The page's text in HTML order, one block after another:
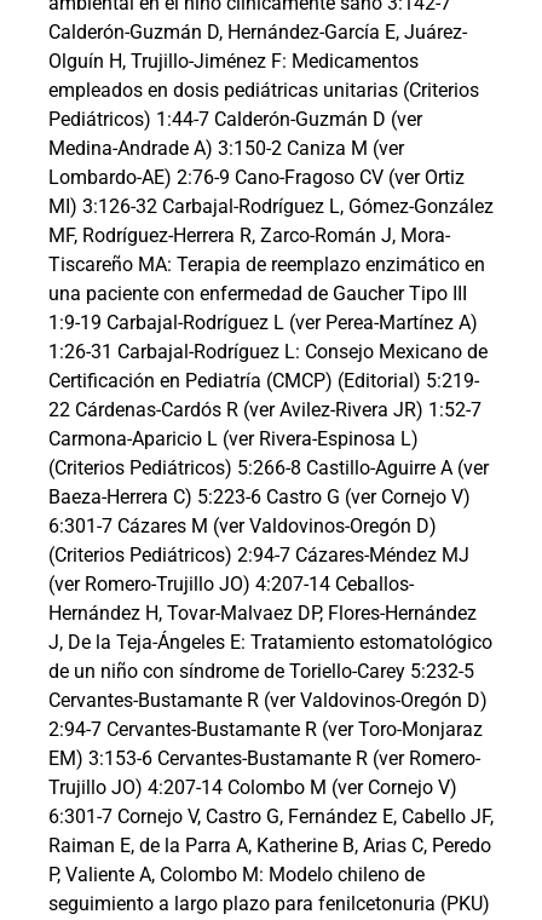
Calderón-Guzmán D, Hernández-García E, Juárez-
Olguín H, Trujillo-Jiménez F: Medicamentos
empleados en dosis pediátricas unitarias (Criterios
Pediátricos) 1:44-7 Calderón-Guzmán D (ver
Medina-Andrade A) 3:150-2 Caniza M (ver
Lombardo-AE) 2:76-9 Cano-Fragoso CV (ver Ortiz
MI) 3:126-32 Carbajal-Rodríguez L, Gómez-González
MF, Rodríguez-Herrera R, Zarco-Román J, Mora-
Tiscareño MA: Terapia de reemplazo enzimático en
una paciente con enfermedad de Gaucher Tipo III
1:9-19 Carbajal-Rodríguez L (ver Perea-Martínez A)
1:26-31 Carbajal-Rodríguez L: Consejo Mexicano de
Certificación en Pediatría (CMCP) (Editorial) 5:219-
22 Cárdenas-Cardós R (ver Avilez-Rivera JR) 1:52-7
Carmona-Aparicio L (ver Rivera-Espinosa L)
(Criterios Pediátricos) 5:266-8 Castillo-Aguirre A (ver
Baeza-Herrera C) 5:223-6 Castro G (ver Cornejo V)
6:301-7 Cázares M (ver Valdovinos-Oregón D)
(Criterios Pediátricos) 2:94-7 Cázares-Méndez MJ
(ver Romero-Trujillo JO) 4:207-14 Ceballos-
Hernández H, Tovar-Malvaez DP, Flores-Hernández
J, De la Teja-Ángeles E: Tratamiento estomatológico
de un niño con síndrome de Toriello-Carey 5:232-5
Cervantes-Bustamante R (ver Valdovinos-Oregón D)
2:94-7 Cervantes-Bustamante R (ver Toro-Monjaraz
EM) 3:153-6 Cervantes-Bustamante R (ver Romero-
Trujillo JO) 4:207-14 Colombo M (ver Cornejo V)
6:301-7 Cornejo V, Castro G, Fernández E, Cabello JF,
Raiman E, de la Parra A, Katherine B, Arias C, Peredo
P, Valiente A, Colombo M: Modelo chileno de
seguimiento a largo plazo para fenilcetonuria (PKU)